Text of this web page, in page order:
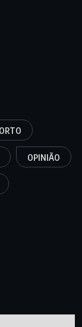
OPINIÃO